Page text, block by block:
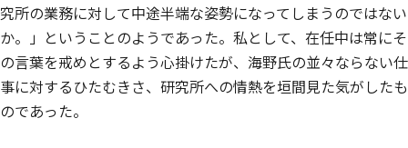
究所の業務に対して中途半端な姿勢になってしまうのではない
か。」ということのようであった。私として、在任中は常にそ
の言葉を戒めとするよう心掛けたが、海野氏の並々ならない仕
事に対するひたむきさ、研究所への情熱を垣間見た気がしたも
のであった。